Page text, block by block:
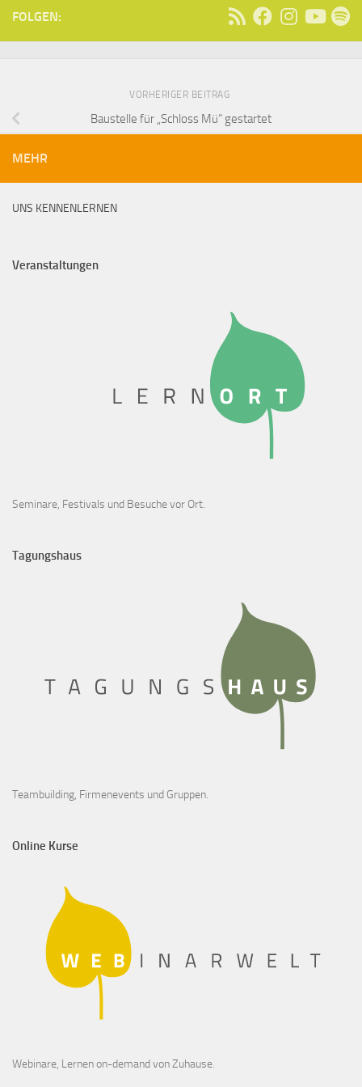
FOLGEN:
VORHERIGER BEITRAG
Baustelle für „Schloss Mü“ gestartet
MEHR
UNS KENNENLERNEN
Veranstaltungen
Seminare, Festivals und Besuche vor Ort.
Tagungshaus
Teambuilding, Firmenevents und Gruppen.
Online Kurse
Webinare, Lernen on-demand von Zuhause.